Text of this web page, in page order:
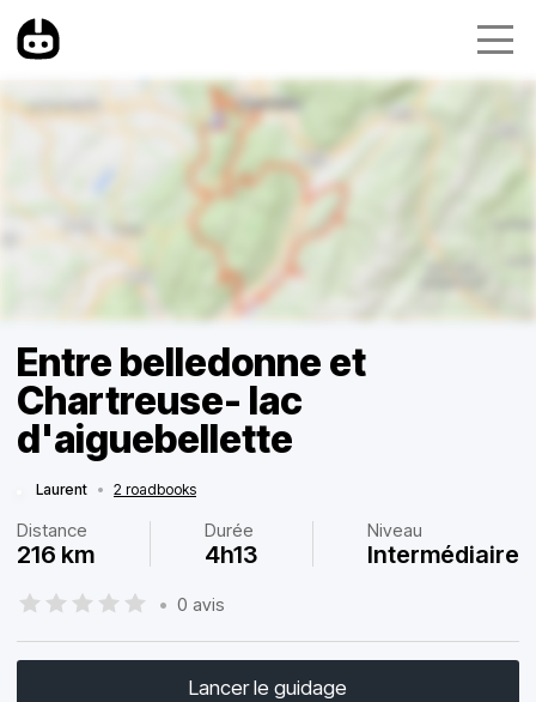
Entre belledonne et
Chartreuse- lac
d'aiguebellette
Laurent • 2 roadbooks
Distance
216 km
Durée
4h13
Niveau
Intermédiaire
• 0 avis
Lancer le guidage